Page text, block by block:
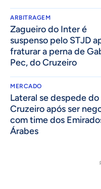
ARBITRAGEM
Zagueiro do Inter é
suspenso pelo STJD
fraturar a perna de
Pec, do Cruzeiro
MERCADO
Lateral se despede do
Cruzeiro após ser
com time dos
Árabes